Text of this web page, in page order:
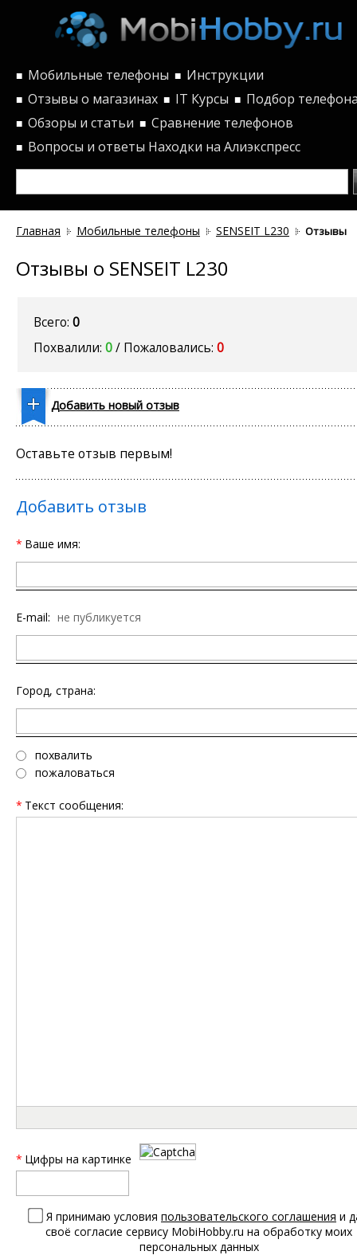
■ Мобильные телефоны ■ Инструкции
■ Отзывы о магазинах ■ IT Курсы ■ Подбор
■ Обзоры и статьи ■ Сравнение телефонов
■ Вопросы и ответы Находки на Алиэкспресс
Главная Мобильные телефоны SENSEIT L230 Отзывы
Отзывы о SENSEIT L230
Всего: 0
Похвалили: 0/ Пожаловались: 0
Добавить новый отзыв
Оставьте отзыв первым!
Добавить отзыв
* Ваше имя:
E-mail: не публикуется
Город, страна:
похвалить
пожаловаться
* Текст сообщения:
* Цифры на картинке
Я принимаю условия пользовательского соглашения и
своё согласие сервису MobiHobby.ru на обработку моих
персональных данных